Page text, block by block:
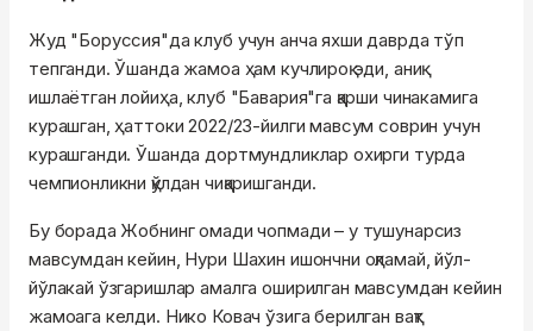
Жуд "Боруссия"да клуб учун анча яхши даврда тўп
тепганди. Ўшанда жамоа ҳам кучлироқ эди, аниқ
ишлаётган лойиҳа, клуб "Бавария"га қарши чинакамига
курашган, ҳаттоки 2022/23-йилги мавсум соврин учун
курашганди. Ўшанда дортмундликлар охирги турда
чемпионликни қўлдан чиқаришганди.
Бу борада Жобнинг омади чопмади – у тушунарсиз
мавсумдан кейин, Нури Шахин ишончни оқламай, йўл-
йўлакай ўзгаришлар амалга оширилган мавсумдан кейин
жамоага келди. Нико Ковач ўзига берилган вақт